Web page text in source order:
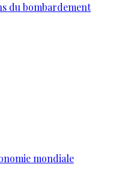
du bombardement
mondiale